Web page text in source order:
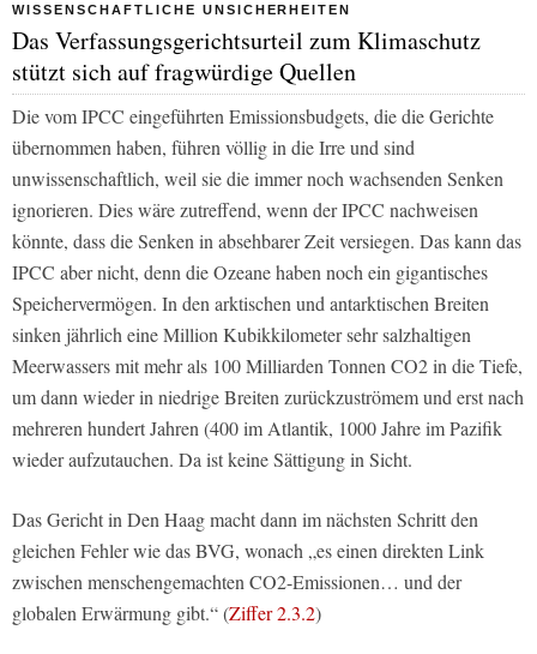
WISSENSCHAFTLICHE UNSICHERHEITEN
Das Verfassungsgerichtsurteil zum Klimaschutz
stützt sich auf fragwürdige Quellen
Die vom IPCC eingeführten Emissionsbudgets, die die Gerichte
übernommen haben, führen völlig in die Irre und sind
unwissenschaftlich, weil sie die immer noch wachsenden Senken
ignorieren. Dies wäre zutreffend, wenn der IPCC nachweisen
könnte, dass die Senken in absehbarer Zeit versiegen. Das kann das
IPCC aber nicht, denn die Ozeane haben noch ein gigantisches
Speichervermögen. In den arktischen und antarktischen Breiten
sinken jährlich eine Million Kubikkilometer sehr salzhaltigen
Meerwassers mit mehr als 100 Milliarden Tonnen CO2 in die Tiefe,
um dann wieder in niedrige Breiten zurückzuströmem und erst nach
mehreren hundert Jahren (400 im Atlantik, 1000 Jahre im Pazifik
wieder aufzutauchen. Da ist keine Sättigung in Sicht.
Das Gericht in Den Haag macht dann im nächsten Schritt den
gleichen Fehler wie das BVG, wonach „es einen direkten Link
zwischen menschengemachten CO2-Emissionen… und der
globalen Erwärmung gibt.“ (Ziffer 2.3.2)